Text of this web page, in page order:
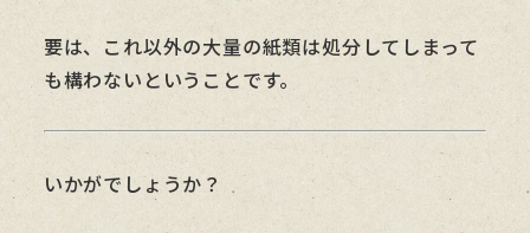
要は、これ以外の大量の紙類は処分してしまって
も構わないということです。
いかがでしょうか？